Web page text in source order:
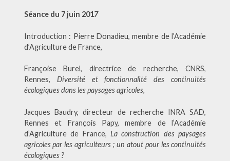
Séance du 7 juin 2017
Introduction : Pierre Donadieu, membre de l’Académie
d’Agriculture de France,
Françoise Burel, directrice de recherche, CNRS,
Rennes, Diversité et fonctionnalité des continuités
écologiques dans les paysages agricoles,
Jacques Baudry, directeur de recherche INRA SAD,
Rennes et François Papy, membre de l’Académie
d’Agriculture de France, La construction des paysages
agricoles par les agriculteurs ; un atout pour les continuités
écologiques ?